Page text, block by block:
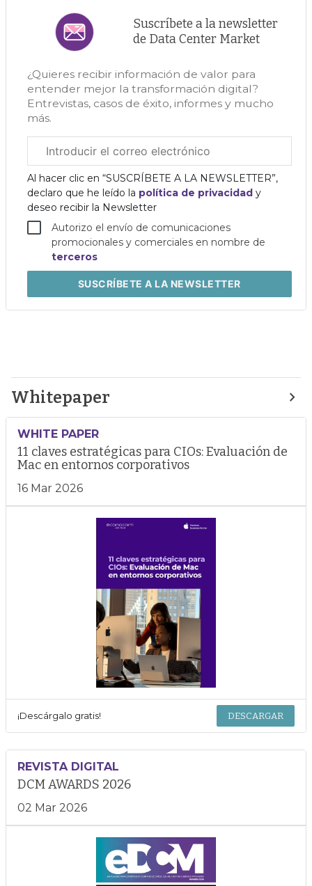
Suscríbete a la newsletter
de Data Center Market
¿Quieres recibir información de valor para
entender mejor la transformación digital?
Entrevistas, casos de éxito, informes y mucho
más.
electrónico
corporativo
Al hacer clic en “SUSCRÍBETE A LA NEWSLETTER”,
declaro que he leído la política de privacidad y
deseo recibir la Newsletter
Autorizo el envío de comunicaciones
promocionales y comerciales en nombre de
terceros
SUSCRÍBETEA LA NEWSLETTER
Whitepaper
WHITE PAPER
11 claves estratégicas para CIOs: Evaluación de
Mac en entornos corporativos
16 Mar 2026
¡Descárgalo gratis! DESCARGAR
REVISTA DIGITAL
DCM AWARDS 2026
02 Mar 2026